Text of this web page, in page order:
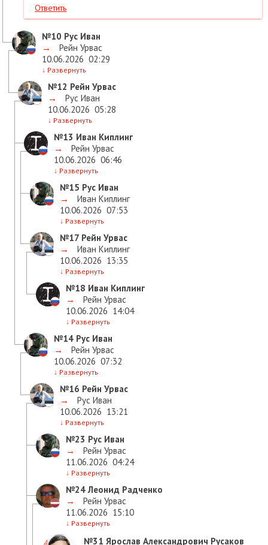
Ответить
№10 Рус Иван
→
Рейн Урвас
10.06.2026 02:29
↓ Развернуть
№12 Рейн Урвас
→
Рус Иван
10.06.2026 05:28
↓ Развернуть
№13 Иван Киплинг
→
Рейн Урвас
10.06.2026 06:46
↓ Развернуть
№15 Рус Иван
→
Иван Киплинг
10.06.2026 07:53
↓ Развернуть
№17 Рейн Урвас
→
Иван Киплинг
10.06.2026 13:35
↓ Развернуть
№18 Иван Киплинг
→
Рейн Урвас
10.06.2026 14:04
↓ Развернуть
№14 Рус Иван
→
Рейн Урвас
10.06.2026 07:32
↓ Развернуть
№16 Рейн Урвас
→
Рус Иван
10.06.2026 13:21
↓ Развернуть
№23 Рус Иван
→
Рейн Урвас
11.06.2026 04:24
↓ Развернуть
№24Леонид Радченко
→
Рейн Урвас
11.06.2026 15:10
↓ Развернуть
№31 Ярослав Александрович Русаков